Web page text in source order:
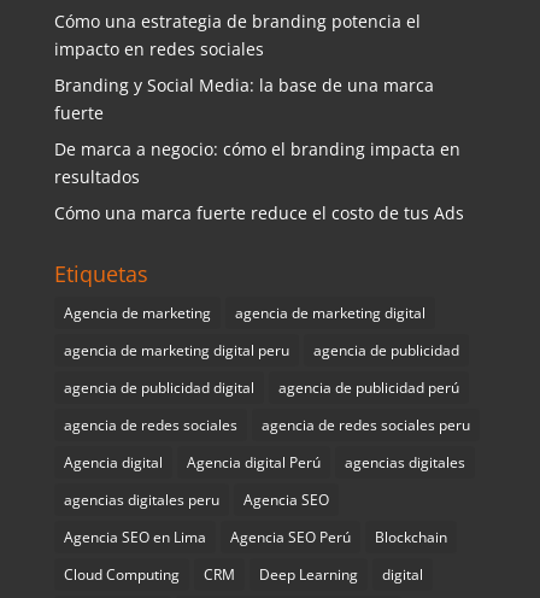
Cómo una estrategia de branding potencia el
impacto en redes sociales
Branding y Social Media: la base de una marca
fuerte
De marca a negocio: cómo el branding impacta en
resultados
Cómo una marca fuerte reduce el costo de tus Ads
Etiquetas
Agencia de marketing
agencia de marketing digital
agencia de marketing digital peru
agencia de publicidad
agencia de publicidad digital
agencia de publicidad perú
agencia de redes sociales
agencia de redes sociales peru
Agencia digital
Agencia digital Perú
agencias digitales
agencias digitales peru
Agencia SEO
Agencia SEO en Lima
Agencia SEO Perú
Blockchain
Cloud Computing
CRM Deep Learning digital